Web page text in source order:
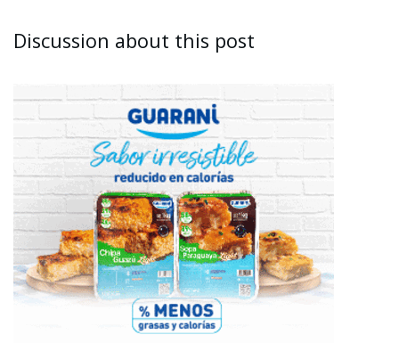
Discussion about this post